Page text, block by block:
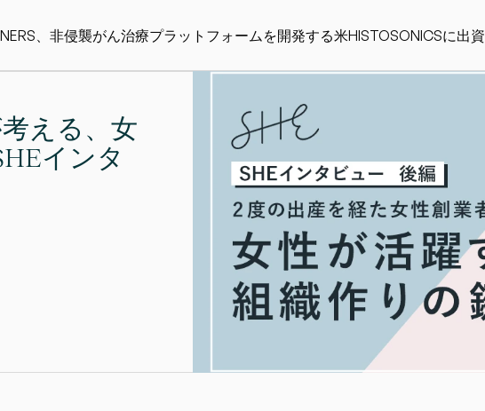
える、女
インタ
、非侵襲がん治療プラットフォームを開発する米HISTOSONICSに出資